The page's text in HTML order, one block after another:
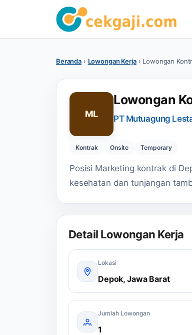
Beranda › Lowongan Kerja› Lowongan
ML
Lowongan
PT Mutuagung
Kontrak Onsite Temporary
Posisi Marketing kontrak di
kesehatan dan tunjangan
Detail Lowongan Kerja
Lokasi
Depok, Jawa Barat
Jumlah Lowongan
1